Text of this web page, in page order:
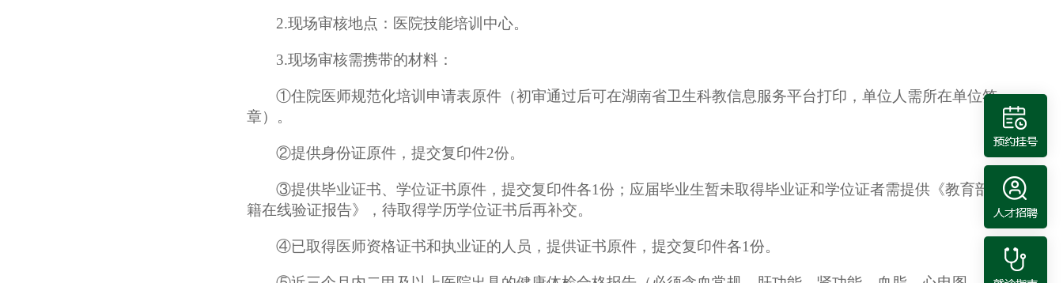
2.现场审核地点： 医院技能培训中心。
3.现场审核需携带的材料：
①住院医师规范化培训 申请表原件（初审通过后可在湖南省卫生科教信息服务平台打印，单位人需所在单位签
章） 。
②提供身份证原件，提交复印件2份。
③提供毕业证书、学位证书原件 ， 提交复印件各1份 ；应届毕业生暂未取得毕业证和学位证者需提供《教育部学
籍在线验证报告》
， 待取得学历学位证书后再补交。
④已取得医师资格证书和执业证的人员， 提供证书原件，提交复印件各1份。